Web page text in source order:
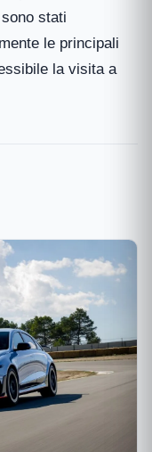
stati
le principali
la visita a